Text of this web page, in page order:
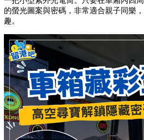
的螢光圖案與密碼，非常適合親子同樂
趣。